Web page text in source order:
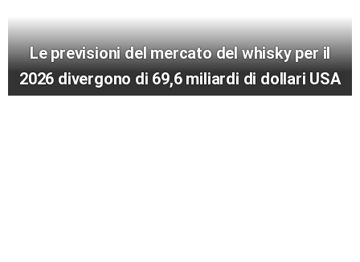
Le previsioni del mercato del whisky per il
2026 divergono di 69,6 miliardi di dollari USA